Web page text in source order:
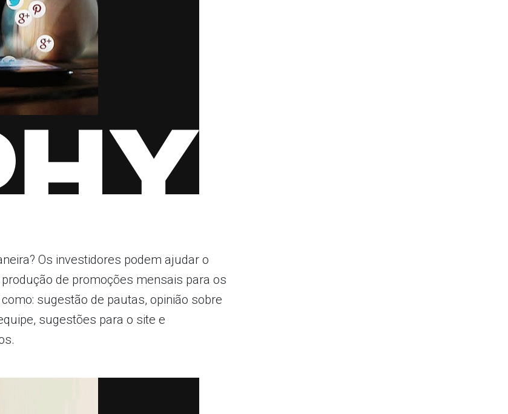
Os investidores podem ajudar o
de promoções mensais para os
sugestão de pautas, opinião sobre
sugestões para o site e